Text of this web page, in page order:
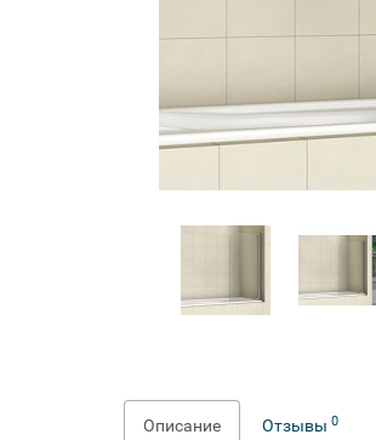
Описание Отзывы 0